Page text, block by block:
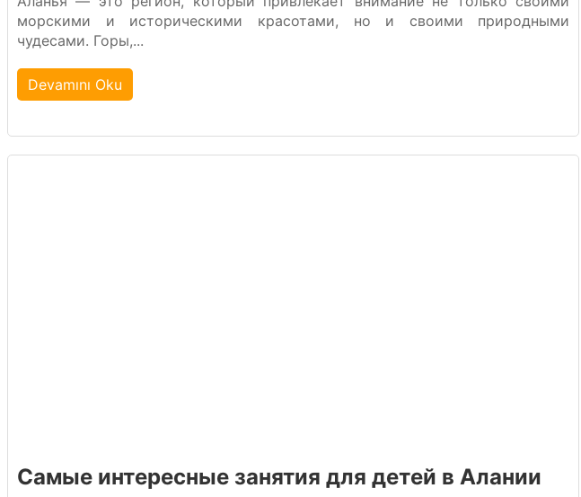
морскими и историческими красотами, но и своими природными
чудесами. Горы,...
Devamını Oku
Самые интересные занятия для детей в Алании